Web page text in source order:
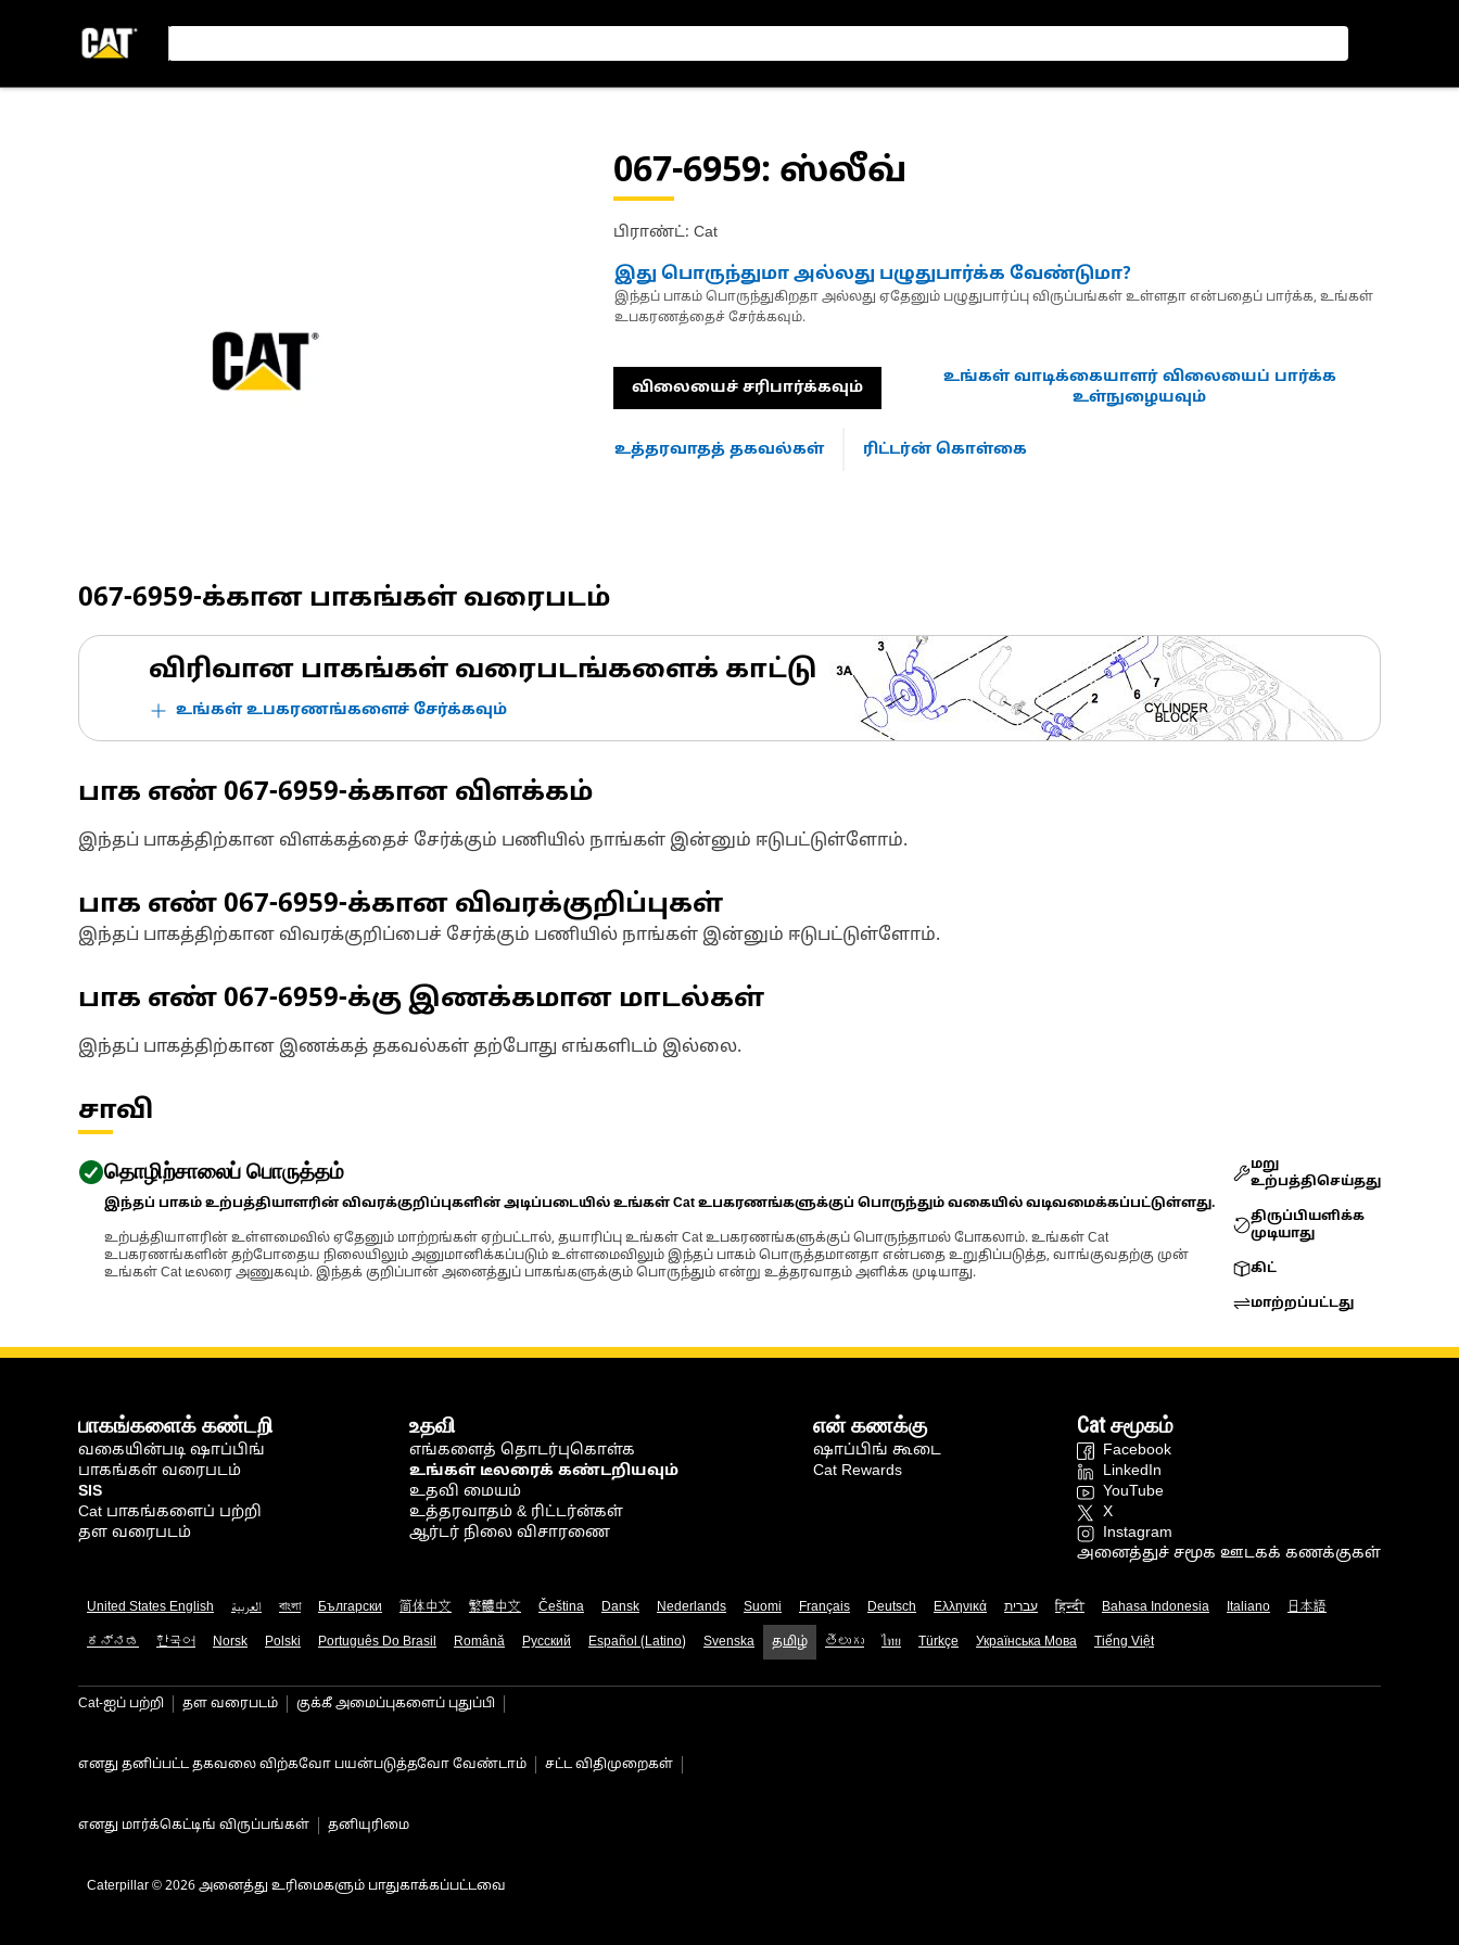
067-6959: ஸ்லீவ்
பிராண்ட்: Cat
இது பொருந்துமா அல்லது பழுதுபார்க்க வேண்டுமா?
இந்தப் பாகம் பொருந்துகிறதா அல்லது ஏதேனும் பழுதுபார்ப்பு விருப்பங்கள் உள்ளதா என்பதைப் பார்க்க, உங்கள்
உபகரணத்தைச் சேர்க்கவும்.
விலையைச் சரிபார்க்கவும்
உங்கள் வாடிக்கையாளர் விலையைப் பார்க்க
உள்நுழையவும்
உத்தரவாதத் தகவல்கள் ரிட்டர்ன் கொள்கை
067-6959-க்கான பாகங்கள் வரைபடம்
விரிவான பாகங்கள் வரைபடங்களைக் காட்டு
உங்கள் உபகரணங்களைச் சேர்க்கவும்
பாக எண் 067-6959-க்கான விளக்கம்
இந்தப் பாகத்திற்கான விளக்கத்தைச் சேர்க்கும் பணியில் நாங்கள் இன்னும் ஈடுபட்டுள்ளோம்.
பாக எண் 067-6959-க்கான விவரக்குறிப்புகள்
இந்தப் பாகத்திற்கான விவரக்குறிப்பைச் சேர்க்கும் பணியில் நாங்கள் இன்னும் ஈடுபட்டுள்ளோம்.
பாக எண் 067-6959-க்கு இணக்கமான மாடல்கள்
இந்தப் பாகத்திற்கான இணக்கத் தகவல்கள் தற்போது எங்களிடம் இல்லை.
சாவி
தொழிற்சாலைப் பொருத்தம்
இந்தப் பாகம் உற்பத்தியாளரின் விவரக்குறிப்புகளின் அடிப்படையில் உங்கள் Cat உபகரணங்களுக்குப் பொருந்தும் வகையில் வடிவமைக்கப்பட்டுள்ளது.
உற்பத்தியாளரின் உள்ளமைவில் ஏதேனும் மாற்றங்கள் ஏற்பட்டால், தயாரிப்பு உங்கள் Cat உபகரணங்களுக்குப் பொருந்தாமல் போகலாம். உங்கள் Cat
உபகரணங்களின் தற்போதைய நிலையிலும் அனுமானிக்கப்படும் உள்ளமைவிலும் இந்தப் பாகம் பொருத்தமானதா என்பதை உறுதிப்படுத்த, வாங்குவதற்கு முன்
உங்கள் Cat டீலரை அணுகவும். இந்தக் குறிப்பான் அனைத்துப் பாகங்களுக்கும் பொருந்தும் என்று உத்தரவாதம் அளிக்க முடியாது.
மறு
உற்பத்திசெய்தது
திருப்பியளிக்க
முடியாது
கிட்
மாற்றப்பட்டது
பாகங்களைக் கண்டறி
வகையின்படி ஷாப்பிங்
பாகங்கள் வரைபடம்
SIS
Cat பாகங்களைப் பற்றி
தள வரைபடம்
உதவி
எங்களைத் தொடர்புகொள்க
உங்கள் டீலரைக் கண்டறியவும்
உதவி மையம்
உத்தரவாதம் & ரிட்டர்ன்கள்
ஆர்டர் நிலை விசாரணை
என் கணக்கு
ஷாப்பிங் கூடை
Cat Rewards
Cat சமூகம்
Facebook
LinkedIn
YouTube
X
Instagram
அனைத்துச் சமூக ஊடகக் கணக்குகள்
United States English العربية বাংলা Български 简体中文 繁體中文 Čeština Dansk Nederlands Suomi Français Deutsch Ελληνικά עברית हिन्दी Bahasa Indonesia Italiano 日本語
ಕನ್ನಡ 한국어 Norsk Polski Português Do Brasil Română Русский Español (Latino) Svenska தமிழ் తెలుగు ไทย Türkçe Українська Мова Tiếng Việt
Cat-ஐப் பற்றி தள வரைபடம் குக்கீ அமைப்புகளைப் புதுப்பி
எனது தனிப்பட்ட தகவலை விற்கவோ பயன்படுத்தவோ வேண்டாம் சட்ட விதிமுறைகள்
எனது மார்க்கெட்டிங் விருப்பங்கள் தனியுரிமை
Caterpillar © 2026 அனைத்து உரிமைகளும் பாதுகாக்கப்பட்டவை